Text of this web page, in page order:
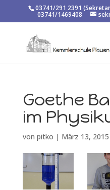
03741/291 2391
03741/1469408
Goethe
im
von pitko | März 13, 2015